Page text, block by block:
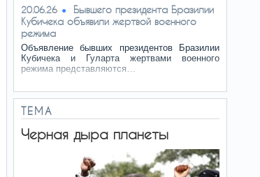
20.06.26
Бывшего президента Бразилии
Кубичека объявили жертвой военного
режима
Объявление бывших президентов Бразилии
Кубичека и Гуларта жертвами военного
режима представляются…
ТЕМА
Черная дыра планеты